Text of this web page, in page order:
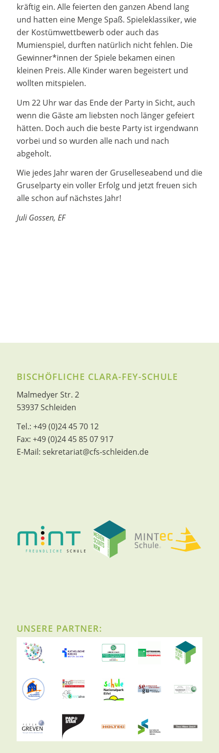
kräftig ein. Alle feierten den ganzen Abend lang
und hatten eine Menge Spaß. Spieleklassiker, wie
der Kostümwettbewerb oder auch das
Mumienspiel, durften natürlich nicht fehlen. Die
Gewinner*innen der Spiele bekamen einen
kleinen Preis. Alle Kinder waren begeistert und
wollten mitspielen.
Um 22 Uhr war das Ende der Party in Sicht, auch
wenn die Gäste am liebsten noch länger gefeiert
hätten. Doch auch die beste Party ist irgendwann
vorbei und so wurden alle nach und nach
abgeholt.
Wie jedes Jahr waren der Gruselleseabend und die
Gruselparty ein voller Erfolg und jetzt freuen sich
alle schon auf nächstes Jahr!
Juli Gossen, EF
BISCHÖFLICHE CLARA-FEY-SCHULE
Malmedyer Str. 2
53937 Schleiden
Tel.: +49 (0)24 45 70 12
Fax: +49 (0)24 45 85 07 917
E-Mail: sekretariat@cfs-schleiden.de
UNSERE PARTNER: